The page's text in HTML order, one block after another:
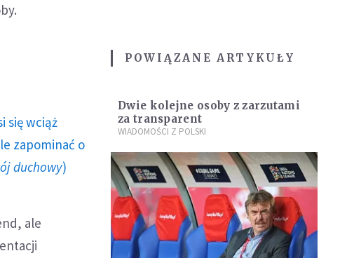
się wciąż
zapominać o
duchowy)
ale
POWIĄZANE ARTYKUŁY
Dwie kolejne osoby z zarzutami
za transparent
WIADOMOŚCI Z POLSKI